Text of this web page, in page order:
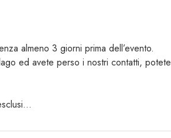
almeno 3 giorni prima dell’evento.
ed avete perso i nostri contatti, potete